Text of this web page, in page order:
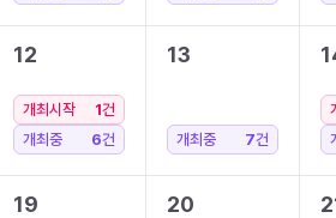
12
개최시작 1건
개최중
6건
13
개최중 7건
19 20